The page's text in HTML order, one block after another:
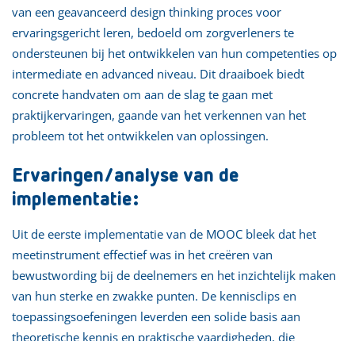
van een geavanceerd design thinking proces voor
ervaringsgericht leren, bedoeld om zorgverleners te
ondersteunen bij het ontwikkelen van hun competenties op
intermediate en advanced niveau. Dit draaiboek biedt
concrete handvaten om aan de slag te gaan met
praktijkervaringen, gaande van het verkennen van het
probleem tot het ontwikkelen van oplossingen.
Ervaringen/analyse van de
implementatie:
Uit de eerste implementatie van de MOOC bleek dat het
meetinstrument effectief was in het creëren van
bewustwording bij de deelnemers en het inzichtelijk maken
van hun sterke en zwakke punten. De kennisclips en
toepassingsoefeningen leverden een solide basis aan
theoretische kennis en praktische vaardigheden, die